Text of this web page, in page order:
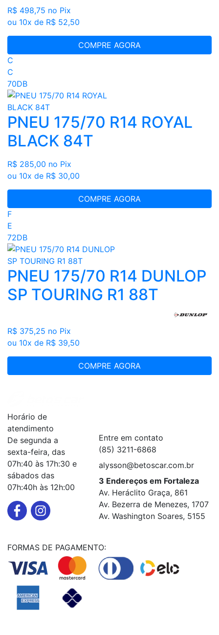
R$ 498,75 no Pix
ou 10x de R$ 52,50
COMPRE AGORA
C
C
70DB
PNEU 175/70 R14 ROYAL
BLACK 84T
R$ 285,00 no Pix
ou 10x de R$ 30,00
COMPRE AGORA
F
E
72DB
PNEU 175/70 R14 DUNLOP
SP TOURING R1 88T
R$ 375,25 no Pix
ou 10x de R$ 39,50
COMPRE AGORA
Horário de
atendimento
De segunda a
sexta-feira, das
07h:40 às 17h:30 e
sábados das
07h:40h às 12h:00
Entre em contato
(85) 3211-6868
alysson@betoscar.com.br
3 Endereços em Fortaleza
Av. Heráclito Graça, 861
Av. Bezerra de Menezes, 1707
Av. Washington Soares, 5155
FORMAS DE PAGAMENTO: